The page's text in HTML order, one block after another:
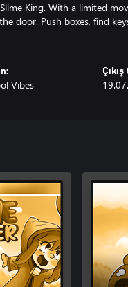
King. With a limited
door. Push boxes, find
Vibes